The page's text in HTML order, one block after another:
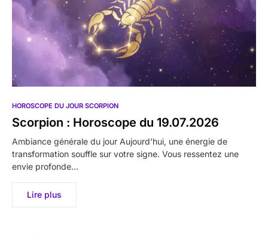
HOROSCOPE DU JOUR SCORPION
Scorpion : Horoscope du 19.07.2026
Ambiance générale du jour Aujourd’hui, une énergie de
transformation souffle sur votre signe. Vous ressentez une
envie profonde…
Lire plus